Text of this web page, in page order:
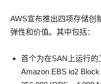
AWS宣布推出四项存储创
弹性和价值。其中包括：
首个为在SAN上运行
Amazon EBS io2